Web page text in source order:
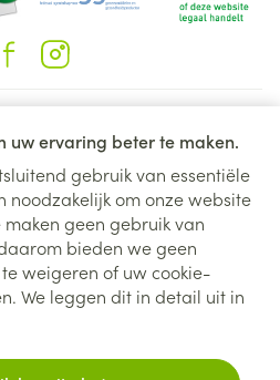
uw ervaring beter te maken.
gebruik van essentiële
noodzakelijk om onze website
geen gebruik van
bieden we geen
weigeren of uw cookie-
We leggen dit in detail uit in